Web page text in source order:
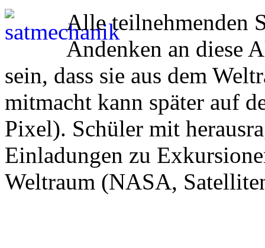
Alle teilnehmenden
Andenken an diese
sein, dass sie aus dem
mitmacht kann später auf
Pixel). Schüler mit
Einladungen zu
Weltraum (NASA,